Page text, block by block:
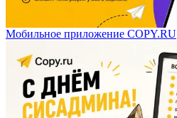
Мобильное приложение COPY.RU